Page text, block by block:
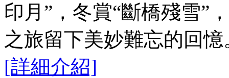
印月”，冬賞“斷橋殘雪”
之旅留下美妙難忘的回憶
[詳細介紹]